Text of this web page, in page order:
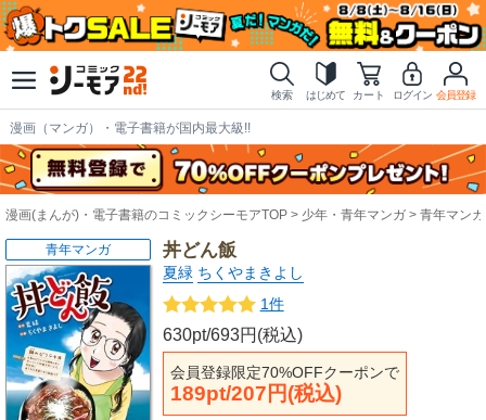
検索 はじめて カート ログイン 会員登録
漫画（マンガ）・電子書籍が国内最大級!!
漫画(まんが)・電子書籍のコミックシーモアTOP 少年・青年マンガ 青年マンガ
丼どん飯
夏緑 ちくやまきよし
1件
630pt/693円(税込)
会員登録限定70%OFFクーポンで
189pt/207円(税込)
青年マンガ